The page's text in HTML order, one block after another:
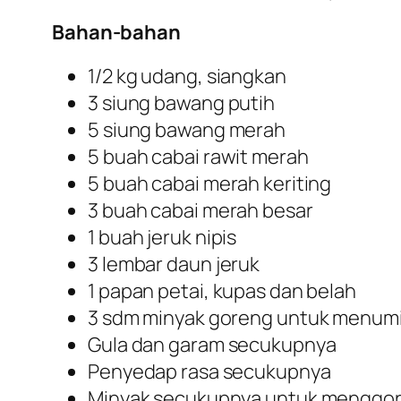
Bahan-bahan
1/2 kg udang, siangkan
3 siung bawang putih
5 siung bawang merah
5 buah cabai rawit merah
5 buah cabai merah keriting
3 buah cabai merah besar
1 buah jeruk nipis
3 lembar daun jeruk
1 papan petai, kupas dan belah
3 sdm minyak goreng untuk
Gula dan garam secukupnya
Penyedap rasa secukupnya